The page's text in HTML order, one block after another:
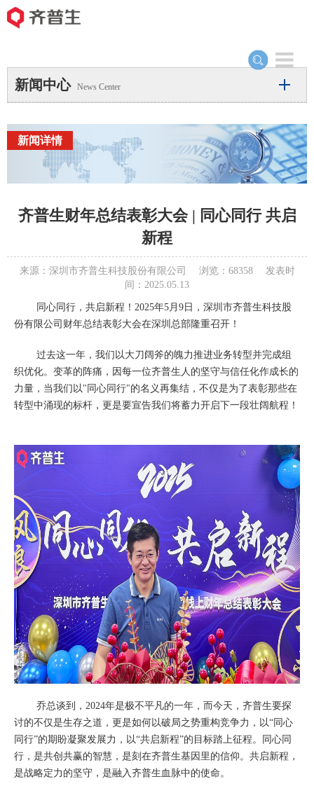
Toggle
navigation
新闻中心 News Center
新闻详情
齐普生财年总结表彰大会 | 同心同行 共启
新程
来源：深圳市齐普生科技股份有限公司 浏览：68358 发表时
间：2025.05.13
同心同行，共启新程！2025年5月9日，深圳市齐普生科技股
份有限公司财年总结表彰大会在深圳总部隆重召开！
过去这一年，我们以大刀阔斧的魄力推进业务转型并完成组
织优化。变革的阵痛，因每一位齐普生人的坚守与信任化作成长的
力量，当我们以"同心同行"的名义再集结，不仅是为了表彰那些在
转型中涌现的标杆，更是要宣告我们将蓄力开启下一段壮阔航程！
乔总谈到，2024年是极不平凡的一年，而今天，齐普生要探
讨的不仅是生存之道，更是如何以破局之势重构竞争力，以“同心
同行”的期盼凝聚发展力，以“共启新程”的目标踏上征程。
同心同
行，是共创共赢的智慧，是刻在齐普生基因里的信仰。共启新程，
是战略定力的坚守，是融入齐普生血脉中的使命。